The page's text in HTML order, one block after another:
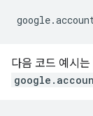
google.
다음 코드 예시는